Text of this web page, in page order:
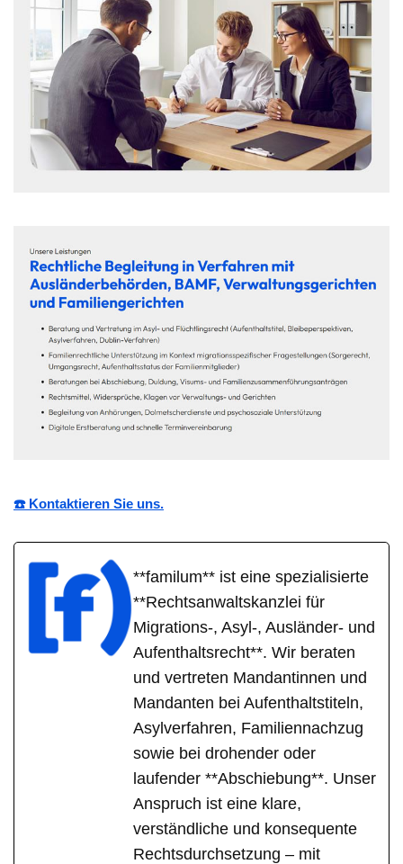
☎️ Kontaktieren Sie uns.
**familum** ist eine spezialisierte
**Rechtsanwaltskanzlei für
Migrations-, Asyl-, Ausländer- und
Aufenthaltsrecht**. Wir beraten
und vertreten Mandantinnen und
Mandanten bei Aufenthaltstiteln,
Asylverfahren, Familiennachzug
sowie bei drohender oder
laufender **Abschiebung**. Unser
Anspruch ist eine klare,
verständliche und konsequente
Rechtsdurchsetzung – mit